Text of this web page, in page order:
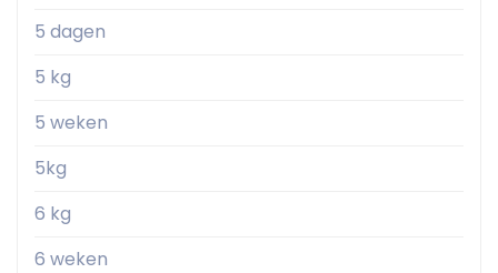
5 dagen
5 kg
5 weken
5kg
6 kg
6 weken